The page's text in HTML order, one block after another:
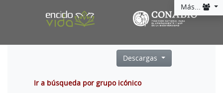
Más...
Descargas
Ir a búsqueda por grupo icónico